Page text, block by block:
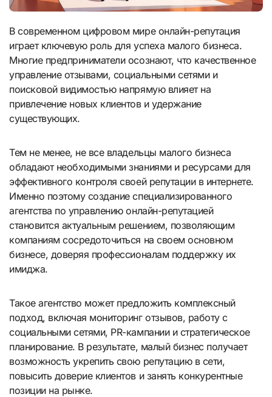
В современном цифровом мире онлайн-репутация
играет ключевую роль для успеха малого бизнеса.
Многие предприниматели осознают, что качественное
управление отзывами, социальными сетями и
поисковой видимостью напрямую влияет на
привлечение новых клиентов и удержание
существующих.
Тем не менее, не все владельцы малого бизнеса
обладают необходимыми знаниями и ресурсами для
эффективного контроля своей репутации в интернете.
Именно поэтому создание специализированного
агентства по управлению онлайн-репутацией
становится актуальным решением, позволяющим
компаниям сосредоточиться на своем основном
бизнесе, доверяя профессионалам поддержку их
имиджа.
Такое агентство может предложить комплексный
подход, включая мониторинг отзывов, работу с
социальными сетями, PR-кампании и стратегическое
планирование. В результате, малый бизнес получает
возможность укрепить свою репутацию в сети,
повысить доверие клиентов и занять конкурентные
позиции на рынке.